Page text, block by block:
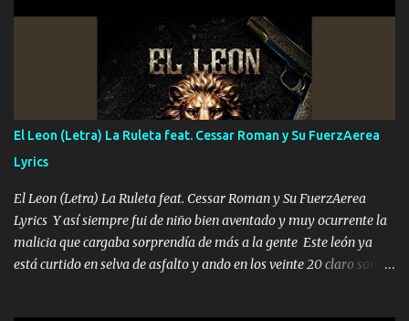
ni tampoco las mujeres porque es platica de grandes por eso hay
que estar alegres doy las instrucciones para atender los deberes
Música Si es que salta algún problema de confianza tengo gente
ahí está el Hombre Cuarenta y también Pariente 7 arreglan
cualquier problema no más es cuestión que ordené NOS HACE
FALTA UN HERMANO DE CLAVE ERA EL 24 SIEMPRE FUE UN
HOMBRE VALIENTE POR ALGO M'URIÓ PELEAND0 SIEMPRE
VIO POR LA FAMILIA PARA QUE SIGA EL LEGADO Es el DOS de
los HERMANOS un cerebro inteligente y com...
El Leon (Letra) La Ruleta feat. Cessar Roman y Su FuerzAerea
Lyrics
El Leon (Letra) La Ruleta feat. Cessar Roman y Su FuerzAerea
Lyrics Y así siempre fui de niño bien aventado y muy ocurrente la
malicia que cargaba sorprendía de más a la gente Este león ya
está curtido en selva de asfalto y ando en los veinte 20 claro son